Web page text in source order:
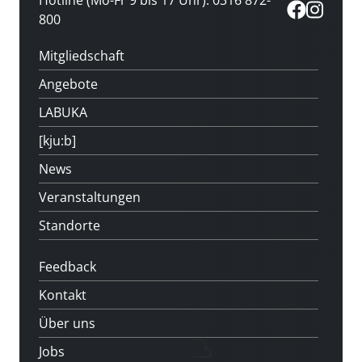
800
Mitgliedschaft
Angebote
LABUKA
[kju:b]
News
Veranstaltungen
Standorte
Feedback
Kontakt
Über uns
Jobs